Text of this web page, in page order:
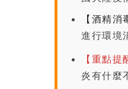
【酒精消
進行環境
【重點提
炎有什麼